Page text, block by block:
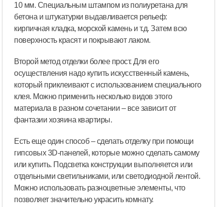
10 мм. Специальным штампом из полиуретана для
бетона и штукатурки выдавливается рельеф:
кирпичная кладка, морской камень и т.д. Затем всю
поверхность красят и покрывают лаком.
Второй метод отделки более прост. Для его
осуществления надо купить искусственный камень,
который приклеивают с использованием специального
клея. Можно применить несколько видов этого
материала в разном сочетании – все зависит от
фантазии хозяина квартиры.
Есть еще один способ – сделать отделку при помощи
гипсовых 3D-панелей, которые можно сделать самому
или купить. Подсветка конструкции выполняется или
отдельными светильниками, или светодиодной лентой.
Можно использовать разноцветные элементы, что
позволяет значительно украсить комнату.